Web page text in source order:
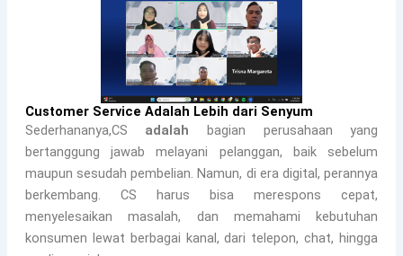
Customer Service Adalah Lebih dari Senyum
Sederhananya,CS adalah bagian perusahaan yang
bertanggung jawab melayani pelanggan, baik sebelum
maupun sesudah pembelian. Namun, di era digital, perannya
berkembang. CS harus bisa merespons cepat,
menyelesaikan masalah, dan memahami kebutuhan
konsumen lewat berbagai kanal, dari telepon, chat, hingga